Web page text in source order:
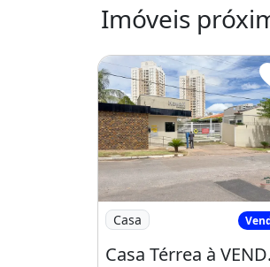
Imóveis
Imagem: Casa Térrea à
Casa
Casa